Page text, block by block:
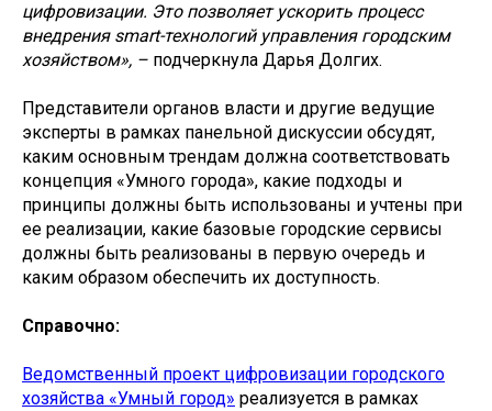
цифровизации. Это позволяет ускорить процесс
внедрения smart-технологий управления городским
хозяйством», – подчеркнула Дарья Долгих.
Представители органов власти и другие ведущие
эксперты в рамках панельной дискуссии обсудят,
каким основным трендам должна соответствовать
концепция «Умного города», какие подходы и
принципы должны быть использованы и учтены при
ее реализации, какие базовые городские сервисы
должны быть реализованы в первую очередь и
каким образом обеспечить их доступность.
Справочно:
Ведомственный проект цифровизации городского
хозяйства «Умный город» реализуется в рамках